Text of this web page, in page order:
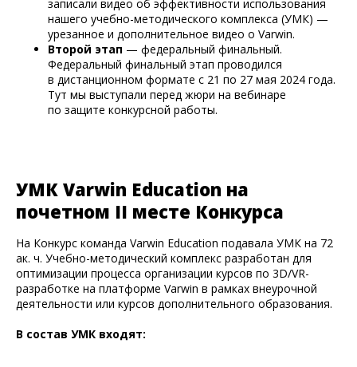
записали видео об эффективности использования
нашего учебно-методического комплекса (УМК) —
урезанное и дополнительное видео о Varwin.
Второй этап — федеральный финальный.
Федеральный финальный этап проводился
в дистанционном формате с 21 по 27 мая 2024 года.
Тут мы выступали перед жюри на вебинаре
по защите конкурсной работы.
УМК Varwin Education на
почетном II месте Конкурса
На Конкурс команда Varwin Education подавала УМК на 72
ак. ч. Учебно-методический комплекс разработан для
оптимизации процесса организации курсов по 3D/VR-
разработке на платформе Varwin в рамках внеурочной
деятельности или курсов дополнительного образования.
В состав УМК входят: